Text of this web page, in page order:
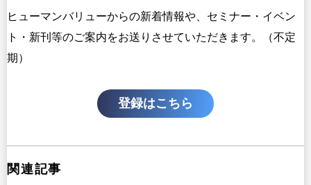
ヒューマンバリューからの新着情報や、セミナー・イベン
ト・新刊等のご案内をお送りさせていただきます。（不定
期）
登録はこちら
関連記事